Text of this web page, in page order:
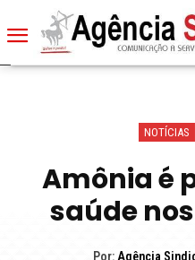
NOTÍCIAS
Amônia é
saúde
Por: Agência